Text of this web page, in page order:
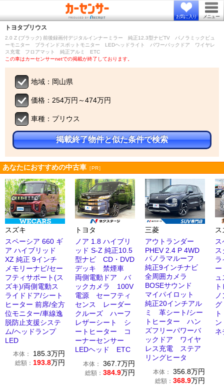
お気に入り メニュー
トヨタプリウス
2.0 Z (ブラック) 前後録画付デジタルインナーミラー 純正12.3型ナビTV パノラミックビュ
ーモニター ブラインドスポットモニター LEDヘッドライト パワーバックドア ワイヤレ
ス充電 フロアマット 純正アルミ ETC
この車はカーセンサーnetでの掲載が終了しております。
地域：岡山県
価格：254万円～474万円
車種：プリウス
掲載終了物件と似た条件で検索
あなたにおすすめの中古車 ［PR］
スズキ
スペーシア 660 ギ
ア ハイブリッド
XZ 純正 9インチ
メモリーナビ/セー
フティサポート(ス
ズキ)/両側電動ス
ライドドア/シート
ヒーター 前席/全方
位モニター/車線逸
脱防止支援システ
ム/ヘッドランプ
LED
本体： 185.3万円
総額： 193.8万円
トヨタ
ノア 1.8 ハイブリ
ッド S-Z 純正10.5
型ナビ CD・DVD
デッキ 禁煙車
両側電動ドア バ
ックカメラ 100V
電源 セーフティ
センス レーダー
クルーズ ハーフ
レザーシート シ
ートヒーター コ
ーナーセンサー
LEDヘッド ETC
本体： 367.7万円
総額： 384.9万円
三菱
アウトランダー
PHEV 2.4 P 4WD
パノラマルーフ
純正9インチナビ
全周囲カメラ
BOSEサウンド
マイパイロット
純正20インチアル
ミ 革シート/シー
トヒーター ハン
ズフリーパワーバ
ックドア ワイヤ
レス充電 ステア
リングヒータ
本体： 356.8万円
総額： 368.9万円
ス
ネ